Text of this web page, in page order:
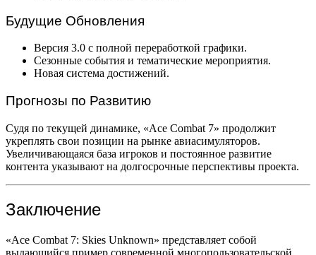
Будущие Обновления
Версия 3.0 с полной переработкой графики.
Сезонные события и тематические мероприятия.
Новая система достижений.
Прогнозы по Развитию
Судя по текущей динамике, «Ace Combat 7» продолжит
укреплять свои позиции на рынке авиасимуляторов.
Увеличивающаяся база игроков и постоянное развитие
контента указывают на долгосрочные перспективы проекта.
Заключение
«Ace Combat 7: Skies Unknown» представляет собой
выдающийся пример современной многопользовательской